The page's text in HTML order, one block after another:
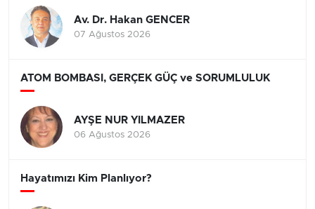
Av. Dr. Hakan GENCER
07 Ağustos 2026
ATOM BOMBASI, GERÇEK GÜÇ ve SORUMLULUK
AYŞE NUR YILMAZER
06 Ağustos 2026
Hayatımızı Kim Planlıyor?